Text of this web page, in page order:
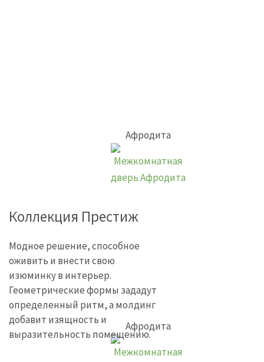
Афродита
Афродита
Коллекция Престиж
Модное решение, способное
оживить и внести свою
изюминку в интерьер.
Геометрические формы зададут
определенный ритм, а молдинг
добавит изящность и
выразительность помещению.